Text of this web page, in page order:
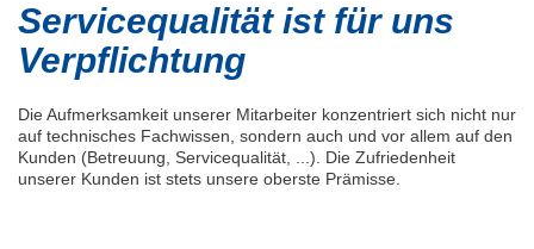
Servicequalität ist für uns
Verpflichtung
Die Aufmerksamkeit unserer Mitarbeiter konzentriert sich nicht nur
auf technisches Fachwissen, sondern auch und vor allem auf den
Kunden (Betreuung, Servicequalität, ...). Die Zufriedenheit
unserer Kunden ist stets unsere oberste Prämisse.